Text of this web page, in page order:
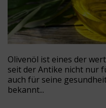
Olivenöl ist eines der
seit der Antike nicht nur
auch für seine
bekannt...